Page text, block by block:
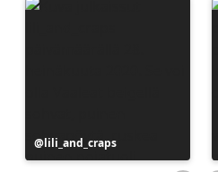
Julkaissut
lili_and_craps